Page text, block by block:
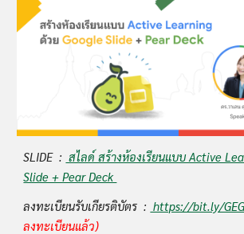
SLIDE  : สไลด์ สร้างห้องเรียนแบบ Active
Slide + Pear Deck
ลงทะเบียนรับเกียรติบัตร  : https://bit.ly/
ลงทะเบียนแล้ว)